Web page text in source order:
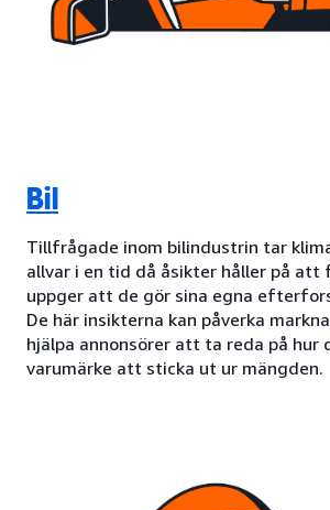
Bil
Tillfrågade inom bilindustrin tar
allvar i en tid då åsikter håller på att
uppger att de gör sina egna
De här insikterna kan påverka
hjälpa annonsörer att ta reda på hur
varumärke att sticka ut ur mängden.